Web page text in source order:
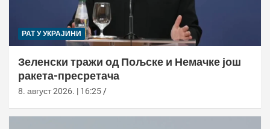
РАТ У УКРАЈИНИ
Зеленски тражи од Пољске и Немачке још
ракета-пресретача
8. август 2026. | 16:25